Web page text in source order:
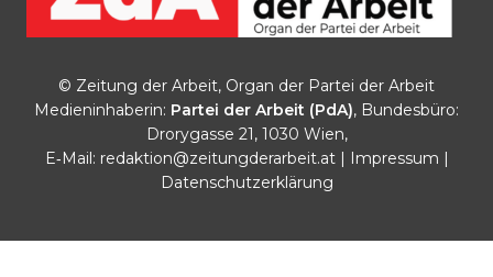
© Zeitung der Arbeit, Organ der Partei der Arbeit
Medieninhaberin: Partei der Arbeit (PdA), Bundesbüro:
Drorygasse 21, 1030 Wien,
E‑Mail: redaktion@zeitungderarbeit.at| Impressum
Datenschutzerklärung